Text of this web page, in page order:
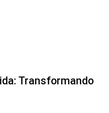
Transformando